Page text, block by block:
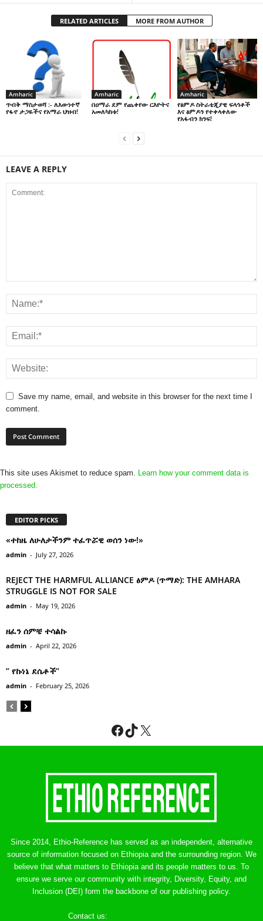
RELATED ARTICLES MORE FROM AUTHOR
Amharic
ጥብቅ ማስታወሻ :- ለእውነተኛ
የፋኖ ታጋዬችና የአማራ ህዝብ!
Amharic
በዐማራ ደም የጨቀየው ርእዮትና
አመለካከቱ!
Amharic
የፅምዶ ስትራቴጂያዊ ፍላጎቶች
እና ፅምዶን የተቀላቀለው
የአፋብን ክንፍ!
LEAVE A REPLY
Save my name, email, and website in this browser for the next time I
comment.
This site uses Akismet to reduce spam.
Learn how your comment data is
processed.
EDITOR PICKS
«ተከዜ ለሁለታችንም ተፈጥሯዊ ወሰን ነው!»
admin - July 27, 2026
REJECT THE HARMFUL ALLIANCE ፅምዶ (ጥማድ): THE AMHARA
STRUGGLE IS NOT FOR SALE
admin - May 19, 2026
ዘፈን ሰምቼ ተሳልኩ
admin - April 22, 2026
” የኩነኔ ደሴቶች’’
admin - February 25, 2026
Facebook
TikTok
X
Since 2014, Ethio-Reference has served as an independent, alternative
source of information focused on Ethiopia and the surrounding region. We
believe that what matters to Ethiopia and its people matters to us. To
ensure we serve our community with integrity, Diversity, Equity, and
Inclusion (DEI) form the backbone of our publishing policy.
Contact us: